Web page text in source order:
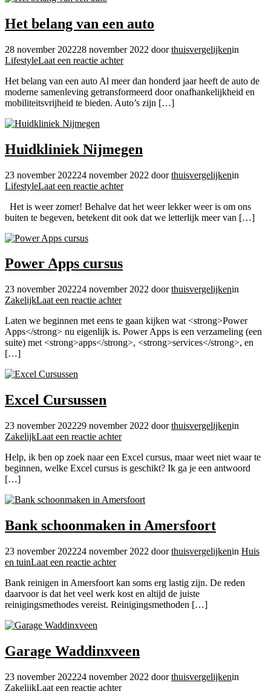
Het belang van een auto
28 november 202228 november 2022 doorthuisvergelijkenin
LifestyleLaat een reactie achterop
belang
van
een
Het belang van een auto Al meer dan honderd jaar heeft de auto de
moderne samenleving getransformeerd door onafhankelijkheid en
mobiliteitsvrijheid te bieden. Auto’s zijn […]
Huidkliniek Nijmegen
23 november 202224 november 2022 doorthuisvergelijkenin
LifestyleLaat een reactie achterop
Nijmegen
Het is weer zomer! Behalve dat het weer lekker weer is om ons
buiten te begeven, betekent dit ook dat we letterlijk meer van […]
Power Apps cursus
23 november 202224 november 2022 doorthuisvergelijkenin
ZakelijkLaat een reactie achterop
Apps
cursus
Laten we beginnen met eens te gaan kijken wat <strong>Power
Apps</strong> nu eigenlijk is. Power Apps is een verzameling (een
suite) met <strong>apps</strong>, <strong>services</strong>, en
[…]
Excel Cursussen
23 november 202229 november 2022 doorthuisvergelijkenin
ZakelijkLaat een reactie achterop
Cursussen
Help, ik ben op zoek naar een Excel cursus, maar weet niet waar te
beginnen, welke Excel cursus is geschikt? Ik ga je een antwoord
[…]
Bank schoonmaken in Amersfoort
23 november 202224 november 2022 doorthuisvergelijkenin Huis
en tuinLaat een reactie achterop
schoonmaken
in
Amersfoort
Bank reinigen in Amersfoort kan soms erg lastig zijn. De reden
daarvoor is dat het veel werk kost en altijd de juiste
reinigingsmethodes vereist. Reinigingsmethoden […]
Garage Waddinxveen
23 november 202224 november 2022 doorthuisvergelijkenin
ZakelijkLaat een reactie achterop